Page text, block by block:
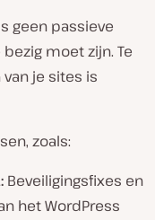
geen passieve
moet zijn. Te
je sites is
zoals:
Beveiligingsfixes en
het WordPress